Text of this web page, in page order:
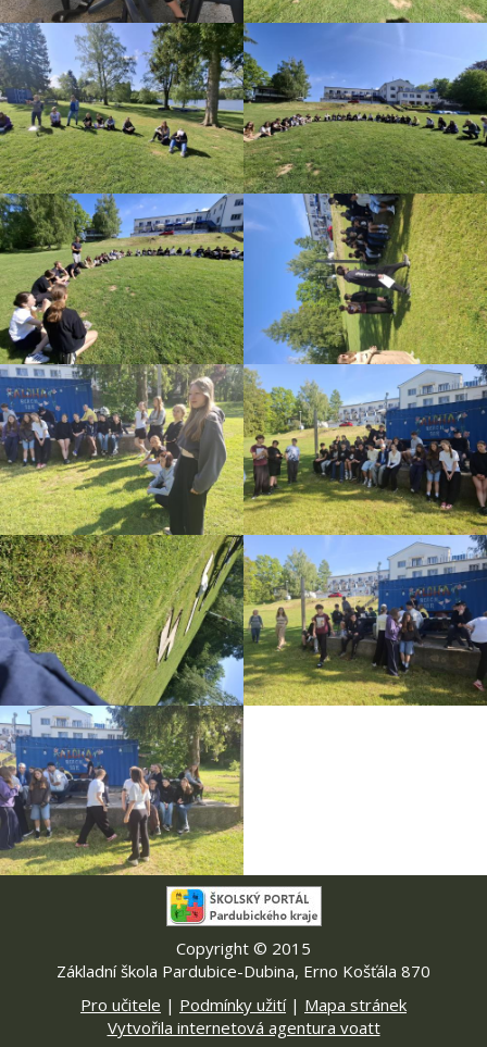
Copyright © 2015
Základní škola Pardubice-Dubina, Erno Košťála 870
Pro učitele | Podmínky užití| Mapa stránek
Vytvořila internetová agentura voatt